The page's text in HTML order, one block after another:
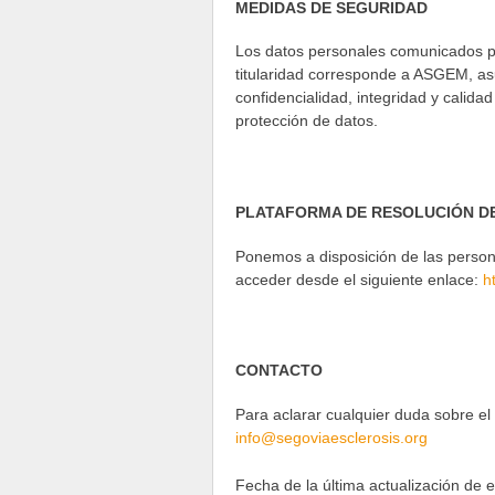
MEDIDAS DE SEGURIDAD
Los datos personales comunicados
titularidad corresponde a ASGEM,
confidencialidad, integridad y
protección de datos.
PLATAFORMA DE RESOLUCIÓN
Ponemos a disposición de las
acceder desde el siguiente enlace:
CONTACTO
Para aclarar cualquier duda sobre
info@segoviaesclerosis.org
Fecha de la última actualización de